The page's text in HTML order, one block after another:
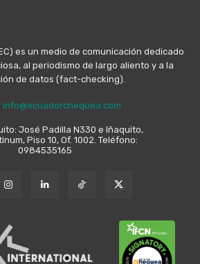
es un medio de comunicación dedicado
al periodismo de largo aliento y a la
de datos (fact-checking).
info@ecuadorchequea.com
José Padilla N330 e Iñaquito,
Piso 10, Of. 1002. Teléfono:
0984535165